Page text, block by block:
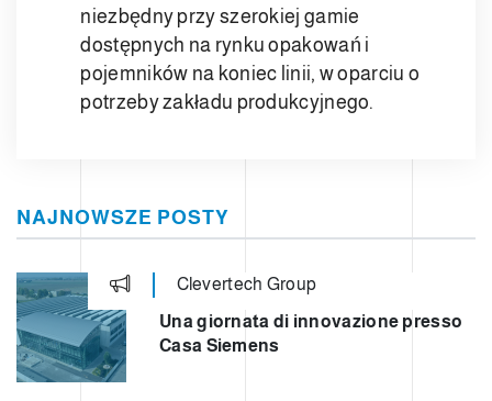
niezbędny przy szerokiej gamie
dostępnych na rynku opakowań i
pojemników na koniec linii, w oparciu o
potrzeby zakładu produkcyjnego.
NAJNOWSZE POSTY
Clevertech Group
Una giornata di innovazione presso
Casa Siemens